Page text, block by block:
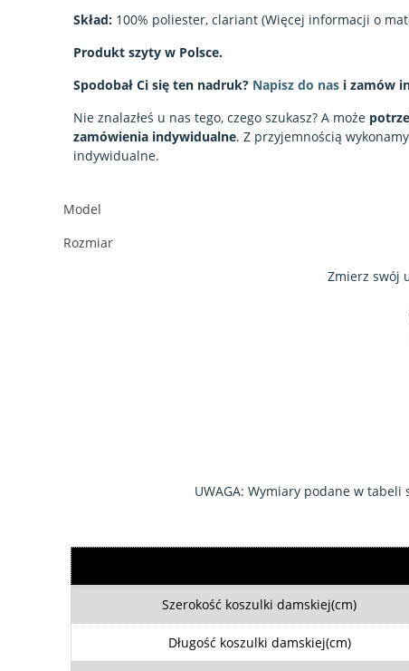
Skład: 100% poliester, clariant (Więcej informacji o
Produkt szyty w Polsce.
Spodobał Ci się ten nadruk? Napisz do nas i zamów
Nie znalazłeś u nas tego, czego szukasz? A może
zamówienia indywidualne. Z przyjemnością
indywidualne.
Model
Rozmiar
Zmierz swój
UWAGA: Wymiary podane w
Szerokość koszulki damskiej(cm)
Długość koszulki damskiej(cm)